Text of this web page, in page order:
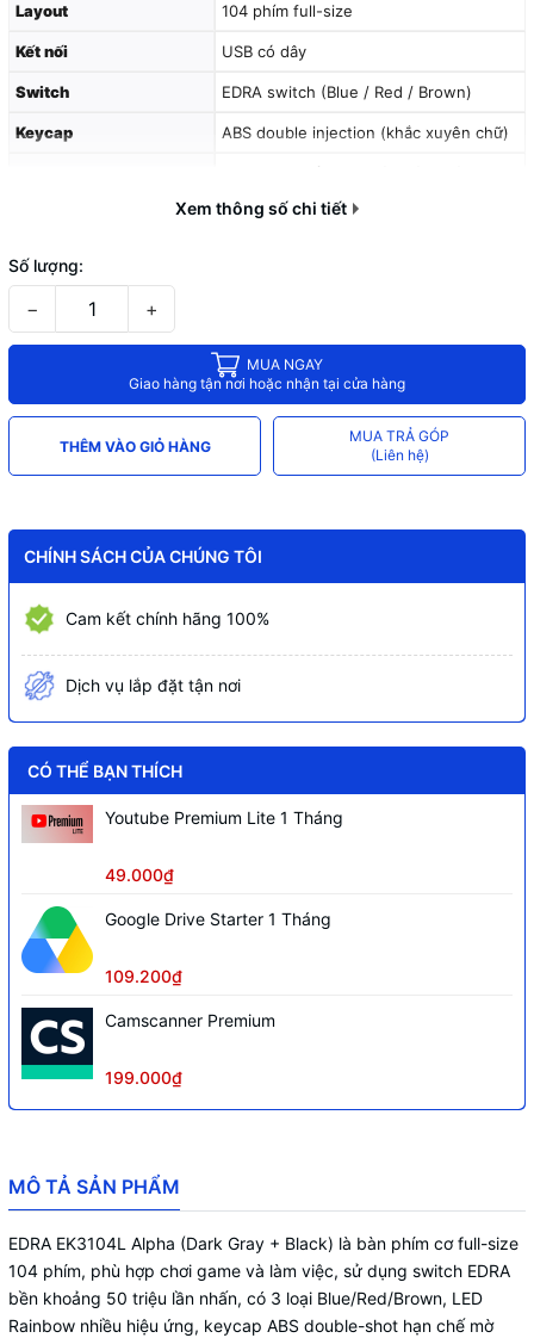
Layout 104 phím full-size
Kết nối USB có dây
Switch EDRA switch (Blue / Red / Brown)
Keycap ABS double injection (khắc xuyên chữ)
Rainbow (nhiều hiệu ứng ánh sáng)
Xem thông số chi tiết
Số lượng:
− +
MUA NGAY
Giao hàng tận nơi hoặc nhận tại cửa hàng
THÊM VÀO GIỎ HÀNG
MUA TRẢ GÓP
(Liên hệ)
CHÍNH SÁCH CỦA CHÚNG TÔI
Cam kết chính hãng 100%
Dịch vụ lắp đặt tận nơi
CÓ THỂ BẠN THÍCH
Youtube Premium Lite 1 Tháng
49.000₫
Google Drive Starter 1 Tháng
109.200₫
Camscanner Premium
199.000₫
MÔ TẢ SẢN PHẨM
EDRA EK3104L Alpha (Dark Gray + Black) là bàn phím cơ full-size
104 phím, phù hợp chơi game và làm việc, sử dụng switch EDRA
bền khoảng 50 triệu lần nhấn, có 3 loại Blue/Red/Brown, LED
Rainbow nhiều hiệu ứng, keycap ABS double-shot hạn chế mờ